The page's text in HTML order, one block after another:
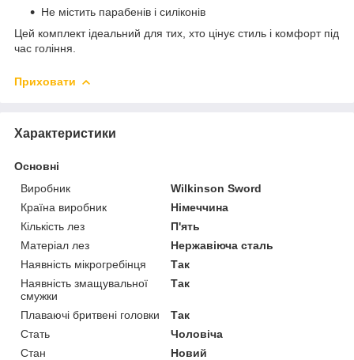
Не містить парабенів і силіконів
Цей комплект ідеальний для тих, хто цінує стиль і комфорт під
час гоління.
Приховати
Характеристики
Основні
Виробник
Wilkinson Sword
Країна виробник
Німеччина
Кількість лез
П'ять
Матеріал лез
Нержавіюча сталь
Наявність мікрогребінця
Так
Наявність змащувальної
смужки
Так
Плаваючі бритвені головки
Так
Стать
Чоловіча
Стан
Новий